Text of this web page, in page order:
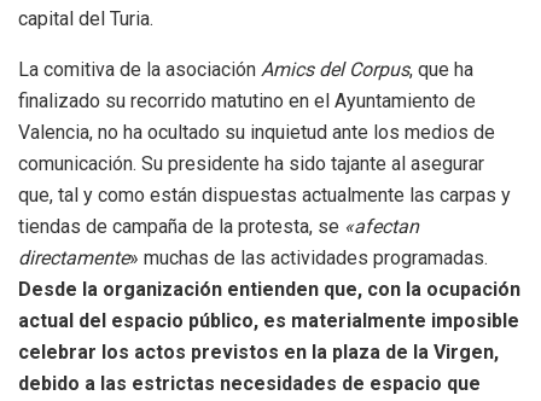
capital del Turia.
La comitiva de la asociación Amics del Corpus, que ha
finalizado su recorrido matutino en el Ayuntamiento de
Valencia, no ha ocultado su inquietud ante los medios de
comunicación. Su presidente ha sido tajante al asegurar
que, tal y como están dispuestas actualmente las carpas y
tiendas de campaña de la protesta, se «afectan
directamente» muchas de las actividades programadas.
Desde la organización entienden que, con la ocupación
actual del espacio público, es materialmente imposible
celebrar los actos previstos en la plaza de la Virgen,
debido a las estrictas necesidades de espacio que